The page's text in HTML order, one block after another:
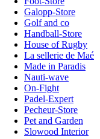
Galopp-Store
Golf and co
Handball-Store
House of Rugby
La sellerie de Maé
Made in Paradis
Nauti-wave
On-Fight
Padel-Expert
Pecheur-Store
Pet and Garden
Slowood Interior